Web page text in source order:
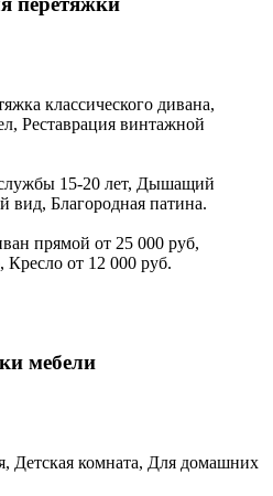
классического дивана,
Реставрация винтажной
15-20 лет, Дышащий
вид, Благородная патина.
прямой от 25 000 руб,
Кресло от 12 000 руб.
мебели
Детская комната, Для домашних